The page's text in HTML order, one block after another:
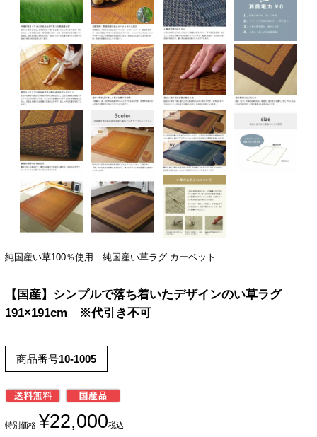
純国産い草100％使用 純国産い草ラグ カーペット
【国産】シンプルで落ち着いたデザインのい草ラグ
191×191cm ※代引き不可
商品番号10-1005
特別価格 ¥22,000税込